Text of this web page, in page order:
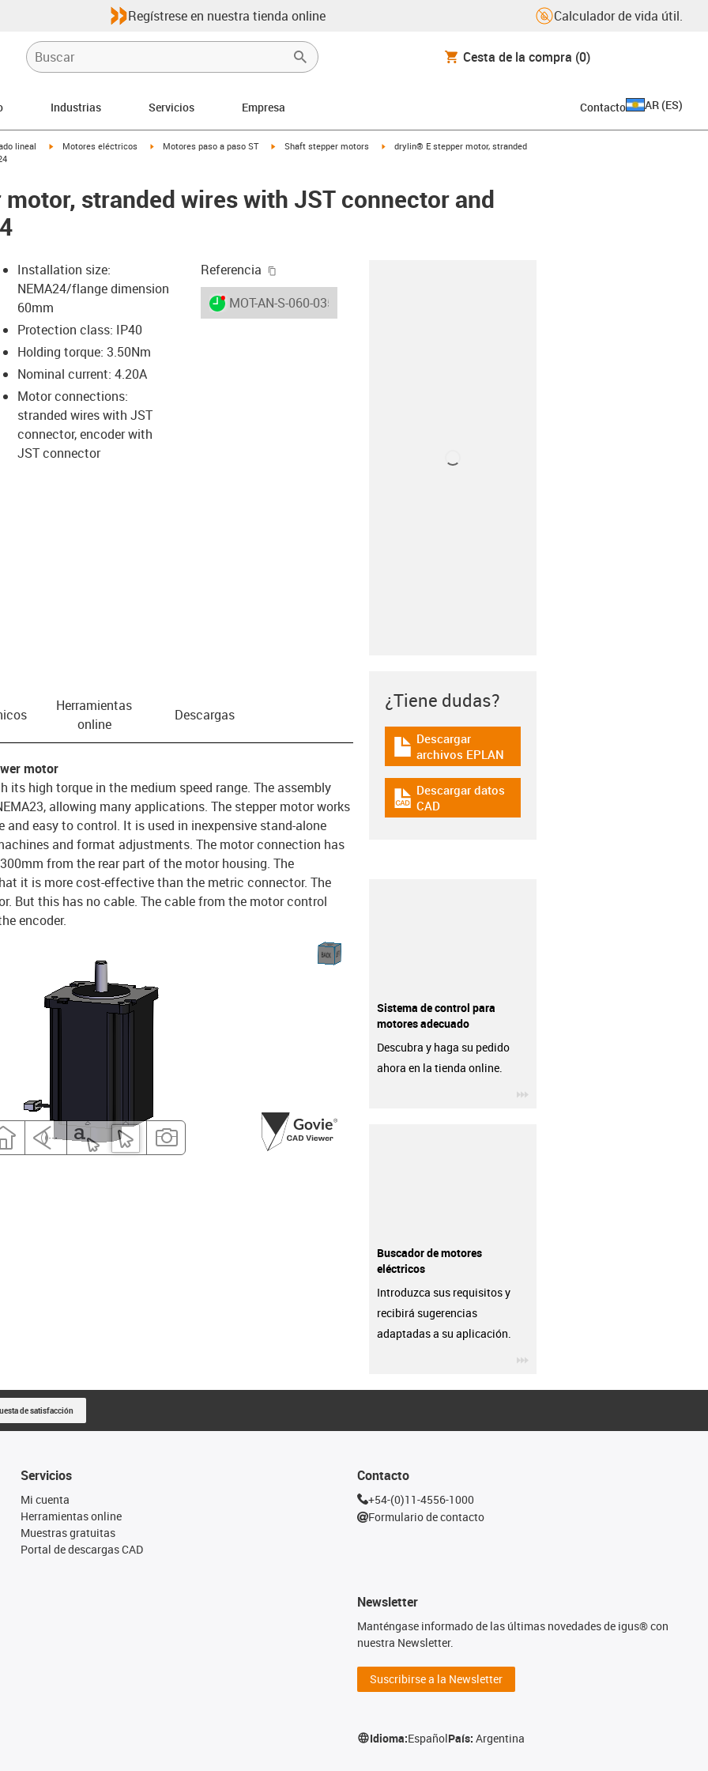
Regístrese en nuestra tienda online Calculador de vida útil.
Cesta de la compra (0)
Industrias Servicios Empresa Contacto AR (ES)
lineal igus-icon-arrow-right
Motores eléctricos igus-icon-arrow-right
Motores paso a paso ST igus-icon-arrow-right
Shaft stepper motors igus-icon-arrow-right
drylin® E stepper motor, stranded
stranded wires with JST connector and
lupe
lupe
lupe
lupe
icon-arrow-right
Installation size:
NEMA24/flange dimension
60mm
Protection class: IP40
Holding torque: 3.50Nm
Nominal current: 4.20A
Motor connections:
stranded wires with JST
connector, encoder with
JST connector
Referencia
igus-icon-lieferzeit-dot
MOT-AN-S-060-035-060-L-C-AAAC
Herramientas
online
Descargas
motor
its high torque in the medium speed range. The assembly
allowing many applications. The stepper motor works
and easy to control. It is used in inexpensive stand-alone
and format adjustments. The motor connection has
from the rear part of the motor housing. The
it is more cost-effective than the metric connector. The
But this has no cable. The cable from the motor control
encoder.
¿Tiene dudas?
igus-icon-download-plan
Descargar
archivos EPLAN
igus-icon-cad-dateien
Descargar datos
CAD
Sistema de control para
motores adecuado
Descubra y haga su pedido
ahora en la tienda online.
Buscador de motores
eléctricos
Introduzca sus requisitos y
recibirá sugerencias
adaptadas a su aplicación.
de satisfacción
Servicios
Mi cuenta
Herramientas online
Muestras gratuitas
Portal de descargas CAD
Contacto
+54-(0)11-4556-1000
Formulario de contacto
Newsletter
Manténgase informado de las últimas novedades de igus® con
nuestra Newsletter.
Suscribirse a la Newsletter
Idioma:EspañolPaís:Argentina